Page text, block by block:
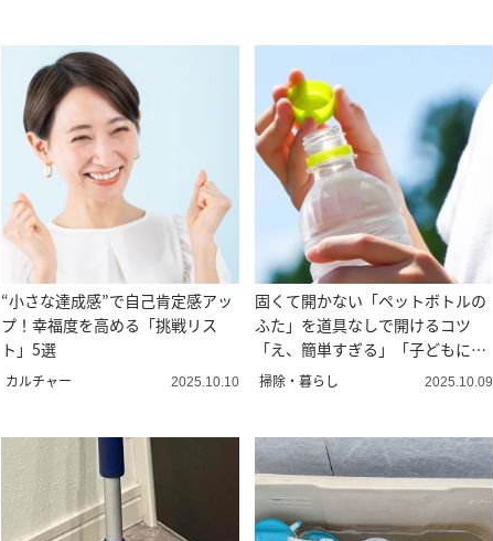
“小さな達成感”で自己肯定感アッ
プ！幸福度を高める「挑戦リス
ト」5選
カルチャー 2025.10.10
固くて開かない「ペットボトルの
ふた」を道具なしで開けるコツ
「え、簡単すぎる」「子どもにも
教えたい」
掃除・暮らし 2025.10.09